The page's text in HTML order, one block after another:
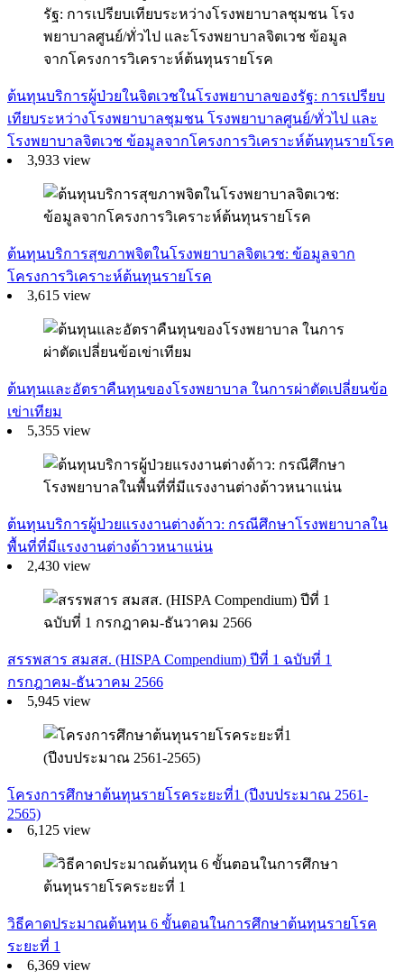
ต้นทุนบริการผู้ป่วยในจิตเวชในโรงพยาบาลของรัฐ: การเปรียบ
เทียบระหว่างโรงพยาบาลชุมชน โรงพยาบาลศูนย์/ทั่วไป และ
โรงพยาบาลจิตเวช ข้อมูลจากโครงการวิเคราะห์ต้นทุนรายโรค
3,933 view
ต้นทุนบริการสุขภาพจิตในโรงพยาบาลจิตเวช: ข้อมูลจาก
โครงการวิเคราะห์ต้นทุนรายโรค
3,615 view
ต้นทุนและอัตราคืนทุนของโรงพยาบาล ในการผ่าตัดเปลี่ยนข้อ
เข่าเทียม
5,355 view
ต้นทุนบริการผู้ป่วยแรงงานต่างด้าว: กรณีศึกษาโรงพยาบาลใน
พื้นที่ที่มีแรงงานต่างด้าวหนาแน่น
2,430 view
สรรพสาร สมสส. (HISPA Compendium) ปีที่ 1 ฉบับที่ 1
กรกฎาคม-ธันวาคม 2566
5,945 view
โครงการศึกษาต้นทุนรายโรคระยะที่1 (ปีงบประมาณ 2561-
2565)
6,125 view
วิธีคาดประมาณต้นทุน 6 ขั้นตอนในการศึกษาต้นทุนรายโรค
ระยะที่ 1
6,369 view